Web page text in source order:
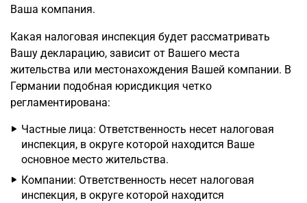
Ваша компания.
Какая налоговая инспекция будет рассматривать
Вашу декларацию, зависит от Вашего места
жительства или местонахождения Вашей компании. В
Германии подобная юрисдикция четко
регламентирована:
Частные лица: Ответственность несет налоговая
инспекция, в округе которой находится Ваше
основное место жительства.
Компании: Ответственность несет налоговая
инспекция, в округе которой находится